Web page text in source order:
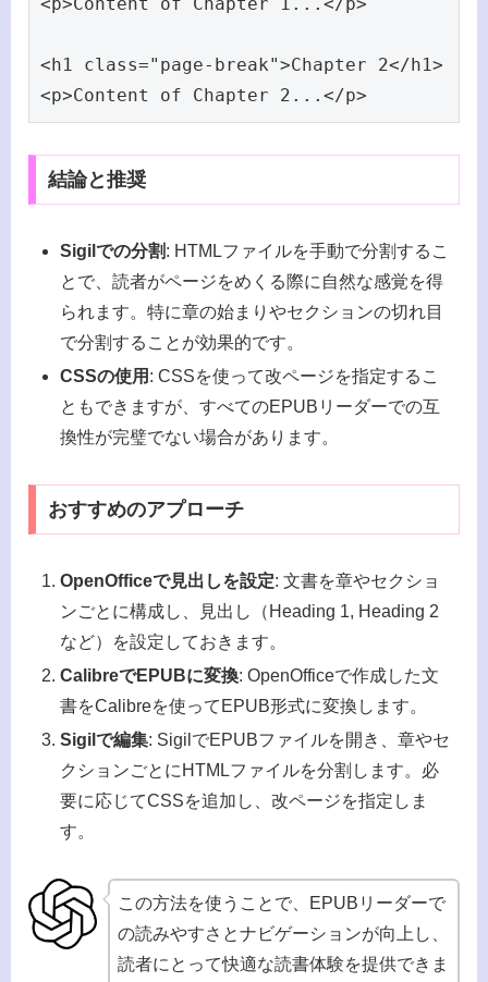
<p>Content of Chapter 1...</p>
<h1 class="page-break">Chapter 2</h1>
<p>Content of Chapter 2...</p>
結論と推奨
Sigilでの分割: HTMLファイルを手動で分割するこ
とで、読者がページをめくる際に自然な感覚を得
られます。特に章の始まりやセクションの切れ目
で分割することが効果的です。
CSSの使用 : CSSを使って改ページを指定するこ
ともできますが、すべてのEPUBリーダーでの互
換性が完璧でない場合があります。
おすすめのアプローチ
OpenOfficeで見出しを設定: 文書を章やセクショ
ンごとに構成し、見出し（Heading 1, Heading 2
など）を設定しておきます。
CalibreでEPUBに変換: OpenOfficeで作成した文
書をCalibreを使ってEPUB形式に変換します。
Sigilで編集: SigilでEPUBファイルを開き、章やセ
クションごとにHTMLファイルを分割します。必
要に応じてCSSを追加し、改ページを指定しま
す。
この方法を使うことで、EPUBリーダーで
の読みやすさとナビゲーションが向上し、
読者にとって快適な読書体験を提供できま